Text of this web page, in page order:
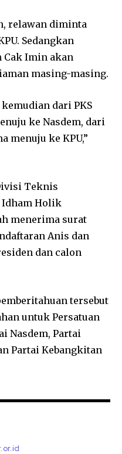
relawan diminta
Sedangkan
Cak Imin akan
masing-masing.
dari PKS
ke Nasdem, dari
menuju ke KPU,”
Teknis
Idham Holik
menerima surat
Anis dan
dan calon
tersebut
untuk Persatuan
Nasdem, Partai
Partai Kebangkitan